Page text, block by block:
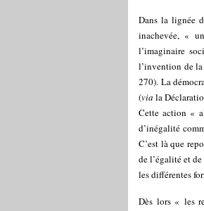
Dans la lignée
inachevée, «
l’imaginaire
l’invention de
270). La
(via la
Cette action «
d’inégalité
C’est là que
de l’égalité et
les différentes
Dès lors « les